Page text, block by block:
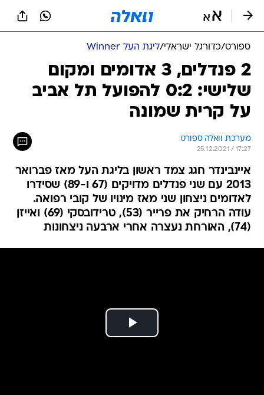
ספורט/כדורגל ישראלי/ליגת העל Winner
2 פנדלים, 3 אדומים ומקום
שלישי: 0:2 להפועל תל אביב
על קרית שמונה
מערכת וואלה ספורט
25.12.2021 / 17:27
איינבינדר חגג צמד ראשון בליגת העל מאז פברואר
2013 עם שני פנדלים מדויקים (67 ו-89) שסידרו
לאדומים ניצחון שני מאז מינויו של קובי רפואה.
עודה הרחיק את פרייר (53), טרידובסקי (69) ואייזן
(74), האורחת נעצרה אחרי ארבעה ניצחונות